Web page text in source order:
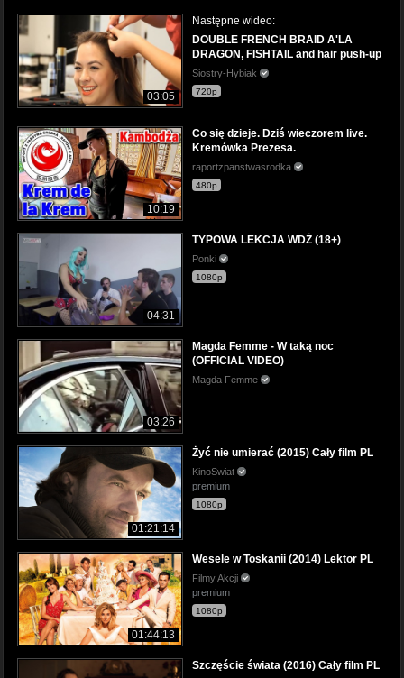
03:05
Następne wideo:
DOUBLE FRENCH BRAID A'LA
DRAGON, FISHTAIL and hair push-up
Siostry-Hybiak
720p
10:19
Co się dzieje. Dziś wieczorem live.
Kremówka Prezesa.
raportzpanstwasrodka
480p
04:31
TYPOWA LEKCJA WDŻ (18+)
Ponki
1080p
03:26
Magda Femme - W taką noc
(OFFICIAL VIDEO)
Magda Femme
01:21:14
Żyć nie umierać (2015) Cały film PL
KinoSwiat
premium
1080p
01:44:13
Wesele w Toskanii (2014) Lektor PL
Filmy Akcji
premium
1080p
Szczęście świata (2016) Cały film PL